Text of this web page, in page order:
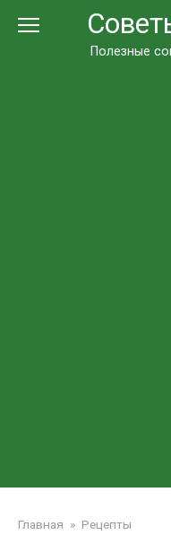
Полезные
Главная » Рецепты